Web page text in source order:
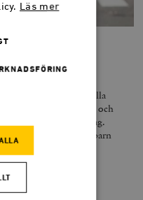
inga
att utveckla artificiella
blir lika högljudda och
är i dag.
för genom att skaffa barn
(L).
Läs mer